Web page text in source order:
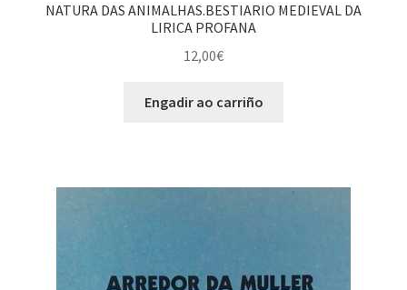
NATURA DAS ANIMALHAS.BESTIARIO MEDIEVAL DA
LIRICA PROFANA
12,00€
Engadir ao carriño